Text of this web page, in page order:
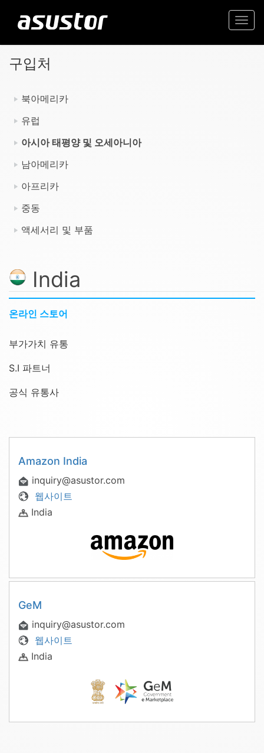
구입처
북아메리카
유럽
아시아 태평양 및 오세아니아
남아메리카
아프리카
중동
액세서리 및 부품
India
온라인 스토어
부가가치 유통
S.I 파트너
공식 유통사
Amazon India
inquiry@asustor.com
웹사이트
India
GeM
inquiry@asustor.com
웹사이트
India